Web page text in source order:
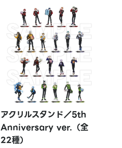
アクリルスタンド／5th
Anniversary ver.（全
22種）